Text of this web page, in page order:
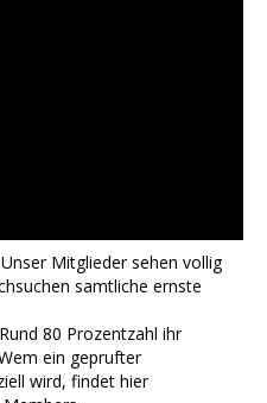
Mitglieder sehen vollig
samtliche ernste
80 Prozentzahl ihr
ein geprufter
wird, findet hier